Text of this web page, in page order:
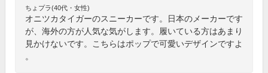
ちょプラ(40代・女性)
オニツカタイガーのスニーカーです。日本のメーカーです
が、海外の方が人気な気がします。履いている方はあまり
見かけないです。こちらはポップで可愛いデザインですよ
。